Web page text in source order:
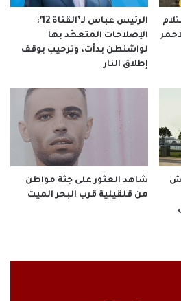
الرئيس عباس لـ’القناة 12′:
الإصلاحات المتعهّد بها
لواشنطن بدأت، وترحيب بوقف
إطلاق النار
شاهد العثور على جثة مواطن
من قلقيلية قرب البحر الميت